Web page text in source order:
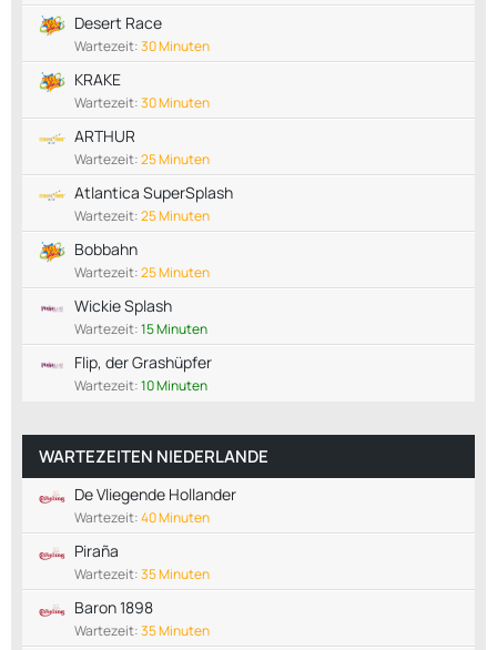
Desert Race
Wartezeit:30 Minuten
KRAKE
Wartezeit:30 Minuten
ARTHUR
Wartezeit:25 Minuten
Atlantica SuperSplash
Wartezeit:25 Minuten
Bobbahn
Wartezeit:25 Minuten
Wickie Splash
Wartezeit:15 Minuten
Flip, der Grashüpfer
Wartezeit:10 Minuten
WARTEZEITEN NIEDERLANDE
De Vliegende Hollander
Wartezeit:40 Minuten
Piraña
Wartezeit:35 Minuten
Baron 1898
Wartezeit:35 Minuten